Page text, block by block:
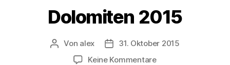
Dolomiten 2015
Beitragsautor
Von alex Beitragsdatum
31. Oktober 2015
Keine Kommentarezu